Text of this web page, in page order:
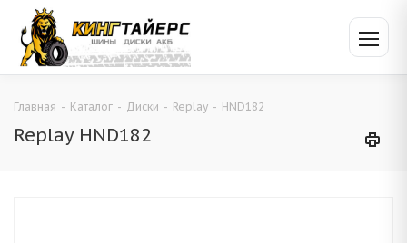
Главная - Каталог - Диски - Replay - HND182
Replay HND182